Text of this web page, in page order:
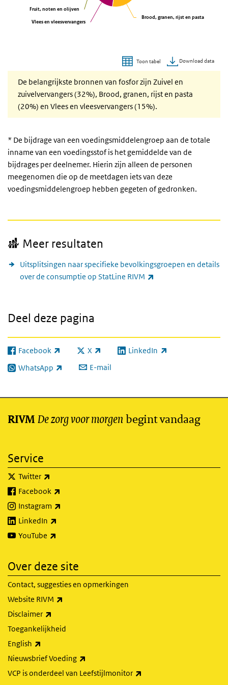
Brood, granen, rijst en pasta
Brood, granen, rijst en pasta
Vlees en vleesvervangers
Vlees en vleesvervangers
Fruit, noten en olijven
Fruit, noten en olijven
Toon tabel Download data
De belangrijkste bronnen van fosfor zijn Zuivel en
zuivelvervangers (32%), Brood, granen, rijst en pasta
(20%) en Vlees en vleesvervangers (15%).
* De bijdrage van een voedingsmiddelengroep aan de totale
inname van een voedingsstof is het gemiddelde van de
bijdrages per deelnemer. Hierin zijn alleen de personen
meegenomen die op de meetdagen iets van deze
voedingsmiddelengroep hebben gegeten of gedronken.
Meer resultaten
Uitsplitsingen naar specifieke bevolkingsgroepen en details
over de consumptie op StatLine RIVM
Deel deze pagina
Facebook
(externe link) X
(externe link) LinkedIn
(externe link)
WhatsApp
(externe link) E-mail
RIVM De zorg voor morgen begint vandaag
Service
Twitter
Facebook
Instagram
LinkedIn
YouTube
Over deze site
Contact, suggesties en opmerkingen
Website RIVM
Disclaimer
Toegankelijkheid
English
Nieuwsbrief Voeding
VCP is onderdeel van Leefstijlmonitor